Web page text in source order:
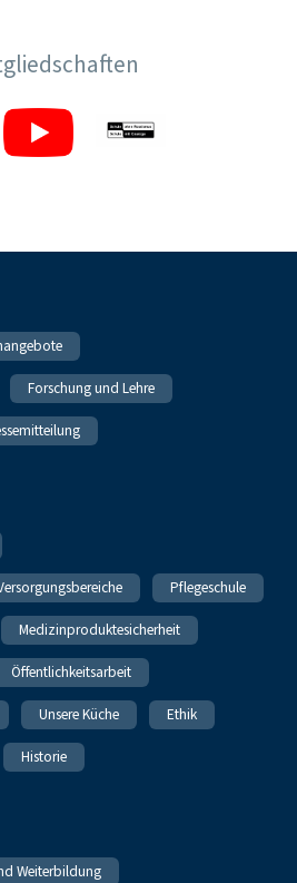
Forschung und Lehre
Pflegeschule
Medizinproduktesicherheit
Öffentlichkeitsarbeit
Unsere Küche Ethik
Historie
Weiterbildung